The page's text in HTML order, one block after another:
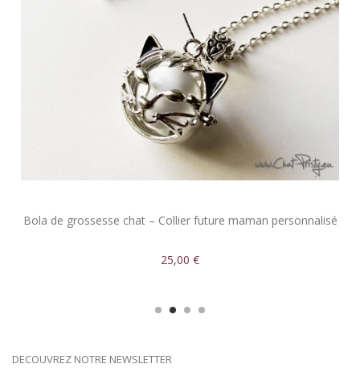
Bola de grossesse chat – Collier future maman personnalisé
25,00 €
DECOUVREZ NOTRE NEWSLETTER